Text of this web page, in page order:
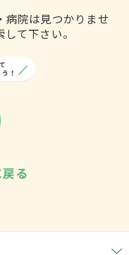
病院は見つかりませ
て下さい。
る